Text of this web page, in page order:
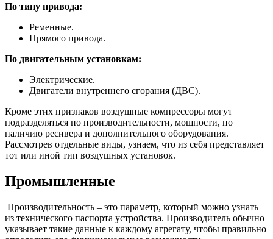
По типу привода:
Ременные.
Прямого привода.
По двигательным установкам:
Электрические.
Двигатели внутреннего сгорания (ДВС).
Кроме этих признаков воздушные компрессоры могут
подразделяться по производительности, мощности, по
наличию ресивера и дополнительного оборудования.
Рассмотрев отдельные виды, узнаем, что из себя представляет
тот или иной тип воздушных установок.
Промышленные
Производительность – это параметр, который можно узнать
из технического паспорта устройства. Производитель обычно
указывает такие данные к каждому агрегату, чтобы правильно